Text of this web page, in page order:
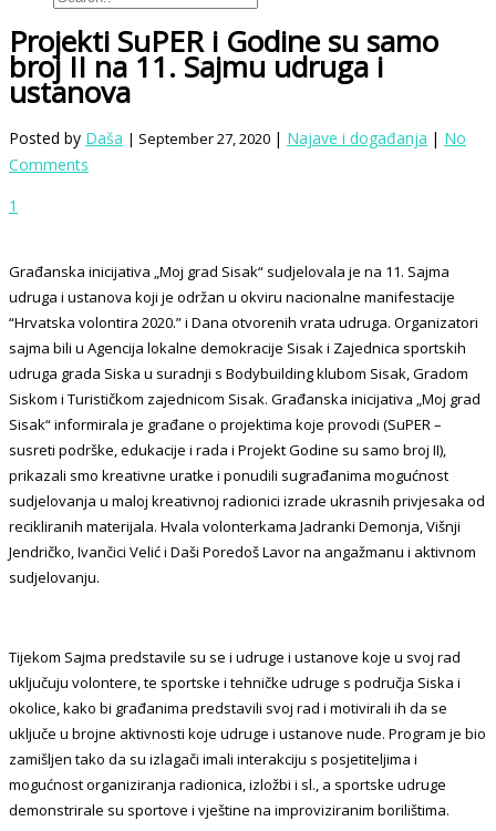
Projekti SuPER i Godine su samo
broj II na 11. Sajmu udruga i
ustanova
Posted by Daša | September 27, 2020 | Najave i događanja | No
Comments
1
Građanska inicijativa „Moj grad Sisak“ sudjelovala je na 11. Sajma
udruga i ustanova koji je održan u okviru nacionalne manifestacije
“Hrvatska volontira 2020.” i Dana otvorenih vrata udruga. Organizatori
sajma bili u Agencija lokalne demokracije Sisak i Zajednica sportskih
udruga grada Siska u suradnji s Bodybuilding klubom Sisak, Gradom
Siskom i Turističkom zajednicom Sisak. Građanska inicijativa „Moj grad
Sisak“ informirala je građane o projektima koje provodi (SuPER –
susreti podrške, edukacije i rada i Projekt Godine su samo broj II),
prikazali smo kreativne uratke i ponudili sugrađanima mogućnost
sudjelovanja u maloj kreativnoj radionici izrade ukrasnih privjesaka od
recikliranih materijala. Hvala volonterkama Jadranki Demonja, Višnji
Jendričko, Ivančici Velić i Daši Poredoš Lavor na angažmanu i aktivnom
sudjelovanju.
Tijekom Sajma predstavile su se i udruge i ustanove koje u svoj rad
uključuju volontere, te sportske i tehničke udruge s područja Siska i
okolice, kako bi građanima predstavili svoj rad i motivirali ih da se
uključe u brojne aktivnosti koje udruge i ustanove nude. Program je bio
zamišljen tako da su izlagači imali interakciju s posjetiteljima i
mogućnost organiziranja radionica, izložbi i sl., a sportske udruge
demonstrirale su sportove i vještine na improviziranim borilištima.